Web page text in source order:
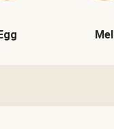
Mel